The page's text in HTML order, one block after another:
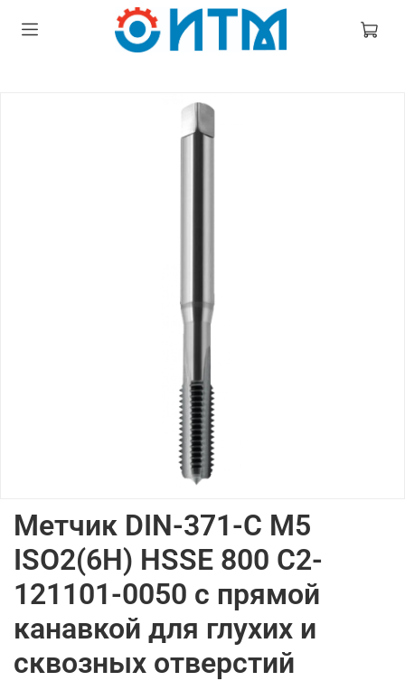
Метчик DIN-371-C M5
ISO2(6H) HSSE 800 C2-
121101-0050 с прямой
канавкой для глухих и
сквозных отверстий